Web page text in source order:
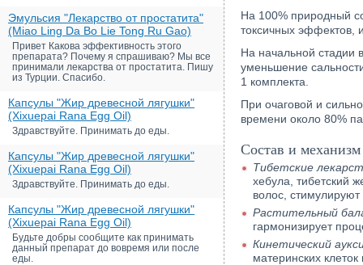
Эмульсия "Лекарство от простатита"
(Miao Ling Da Bo Lie Tong Ru Gao)
Привет Какова эффективность этого
препарата? Почему я спрашиваю? Мы все
принимали лекарства от простатита. Пишу
из Турции. Спасибо.
Капсулы "Жир древесной лягушки"
(Xixuepai Rana Egg Oil)
Здравствуйте. Принимать до еды.
Капсулы "Жир древесной лягушки"
(Xixuepai Rana Egg Oil)
Здравствуйте. Принимать до еды.
Капсулы "Жир древесной лягушки"
(Xixuepai Rana Egg Oil)
Будьте добры сообщите как принимать
данный препарат до вовремя или после
еды.
На 100% природный
токсичных эффектов,
На начальной стадии
уменьшение
1 комплекта.
При очаговой и
времени около 80%
Состав и механизм
Тибетские
хебула, тибетский
волос,
Растительный
гармонизирует
Кинетический
материнских